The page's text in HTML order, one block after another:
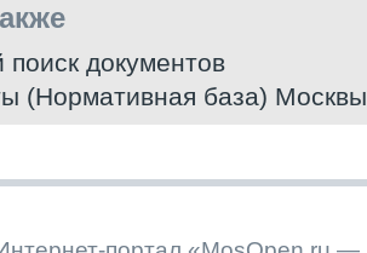
документов
(Нормативная база) Москвы